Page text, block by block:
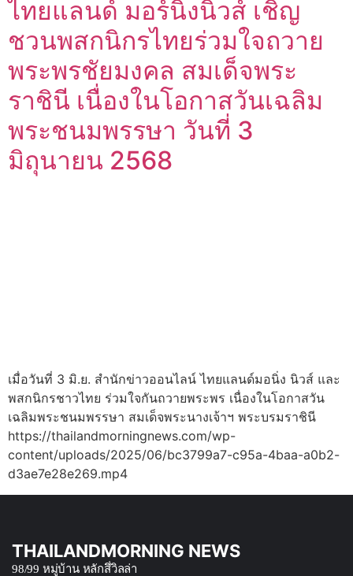
ไทยแลนด์ มอร์นิ่งนิวส์ เชิญ
ชวนพสกนิกรไทยร่วมใจถวาย
พระพรชัยมงคล สมเด็จพระ
ราชินี เนื่องในโอกาสวันเฉลิม
พระชนมพรรษา วันที่ 3
มิถุนายน 2568
เมื่อวันที่ 3 มิ.ย. สำนักข่าวออนไลน์ ไทยแลนด์มอนิ่ง นิวส์ และ
พสกนิกรชาวไทย ร่วมใจกันถวายพระพร เนื่องในโอกาสวัน
เฉลิมพระชนมพรรษา สมเด็จพระนางเจ้าฯ พระบรมราชินี
https://thailandmorningnews.com/wp-
content/uploads/2025/06/bc3799a7-c95a-4baa-a0b2-
d3ae7e28e269.mp4
THAILANDMORNING NEWS
98/99 หมู่บ้าน หลักสึ่วิลล่า